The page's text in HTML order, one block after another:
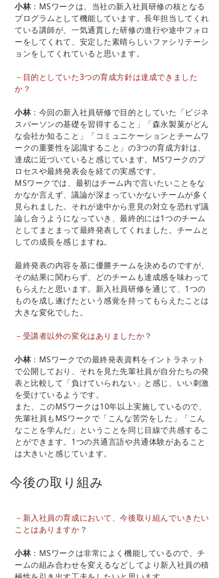
小林：MSワークは、当社の新入社員研修の核となる
プログラムとして機能しています。長年担当してくれ
ている講師が、一気通貫した研修の進行や途中フォロ
ーをしてくれて、安定した素晴らしいファシリテーシ
ョンをしてくれていると思います。
－目的としていた3つの育成方針は達成できました
か？
小林：今回の新入社員研修で目的としていた「ビジネ
スパーソンの基礎を習得すること」「森永製菓がどん
な会社か知ること」「コミュニケーションとチームワ
ークの重要性を認識すること」の3つの育成方針は、
達成に近づいていると感じています。MSワークのプ
ロセスや最終発表会を経ての実感です。
MSワークでは、最初はチーム内で言いたいことをな
かなか言えず、議論が深まっていかないチームが多く
見られました。それが途中から意見の対立を恐れず議
論し合うようになっていき、最終的には1つのチーム
としてまとまって最終発表してくれました。チームと
しての成長を感じますね。
最終発表の内容を基に優勝チームを決めるのですが、
その結果に関わらず、どのチームも達成感を味わって
もらえたと思います。新入社員研修を通じて、1つの
ものを成し遂げたという感覚を持ってもらえたことは
大きな変化でした。
－受講者以外の変化はありましたか？
小林：MSワークでの最終発表資料をイントラネット
で公開しており、それを見た先輩社員が自分たちの発
表と比較して「負けていられない」と感じ、いい刺激
を受けているようです。
また、このMSワークは10年以上実施しているので、
先輩社員もMSワークで「こんな苦労をした」「こん
なことを学んだ」ということを同じ目線で共感するこ
とができます。1つの共通言語や共通体験があること
は大きいと感じています。
今後の取り組み
－新入社員の育成において、今後取り組んでいきたい
ことはありますか？
小林：MSワークは非常によく機能しているので、チ
ームの組み合わせを変えるなどしてより新入社員の積